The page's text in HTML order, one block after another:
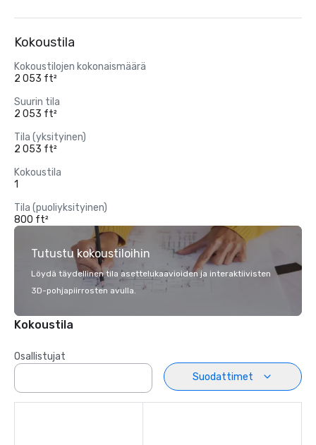
Kokoustila
Kokoustilojen kokonaismäärä
2 053 ft²
Suurin tila
2 053 ft²
Tila (yksityinen)
2 053 ft²
Kokoustila
1
Tila (puoliyksityinen)
800 ft²
Tutustu kokoustiloihin
Löydä täydellinen tila asettelukaavioiden ja interaktiivisten
3D-pohjapiirrosten avulla.
Kokoustila
Osallistujat
Suodattimet